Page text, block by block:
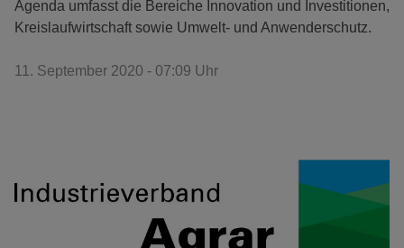
Agenda umfasst die Bereiche Innovation und Investitionen,
Kreislaufwirtschaft sowie Umwelt- und Anwenderschutz.
11. September 2020 - 07:09 Uhr